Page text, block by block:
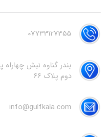
07733127355
بندر گناوه نبش
دوم پلاک 66
info@gulfkala.com